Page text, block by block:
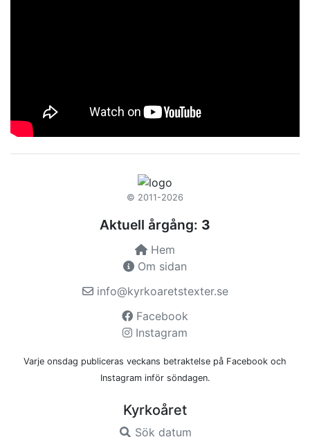
© 2011-2026
Aktuell årgång: 3
Hem
Om sidan
info@kyrkoaretstexter.se
Facebook
Instagram
Varje onsdag publiceras veckans betraktelse på Facebook och
Instagram inför söndagen.
Kyrkoåret
Sök datum